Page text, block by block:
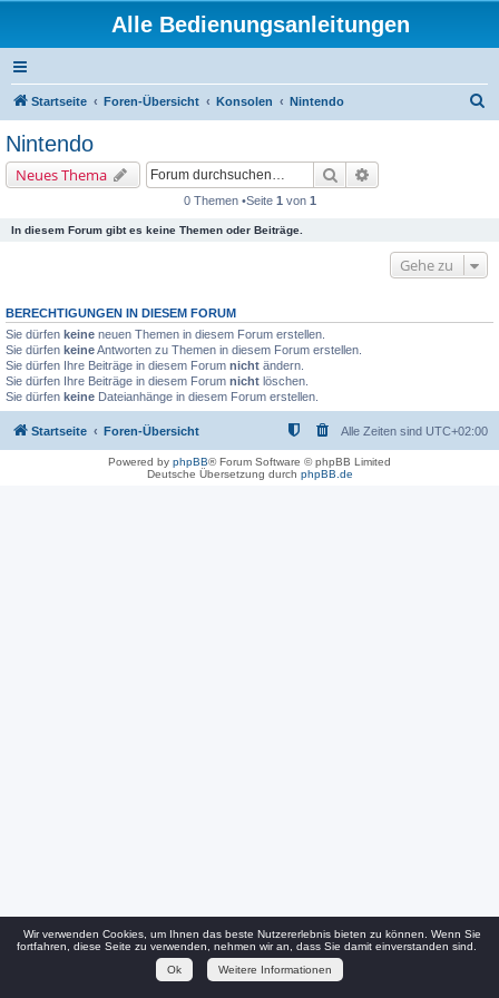
Alle Bedienungsanleitungen
Startseite Foren-Übersicht Konsolen Nintendo
Nintendo
Neues Thema Suche
0 Themen •Seite 1 von 1
In diesem Forum gibt es keine Themen oder Beiträge.
Gehe zu
BERECHTIGUNGEN IN DIESEM FORUM
Sie dürfen keine neuen Themen in diesem Forum erstellen.
Sie dürfen keineAntworten zu Themen in diesem Forum erstellen.
Sie dürfen Ihre Beiträge in diesem Forum nicht ändern.
Sie dürfen Ihre Beiträge in diesem Forum nicht löschen.
Sie dürfen keine Dateianhänge in diesem Forum erstellen.
Startseite Foren-Übersicht Alle Zeiten sind UTC+02:00
Powered by phpBB® Forum Software © phpBB Limited
Deutsche Übersetzung durch phpBB.de
Wir verwenden Cookies, um Ihnen das beste Nutzererlebnis bieten zu können. Wenn Sie
fortfahren, diese Seite zu verwenden, nehmen wir an, dass Sie damit einverstanden sind.
Ok
Weitere Informationen